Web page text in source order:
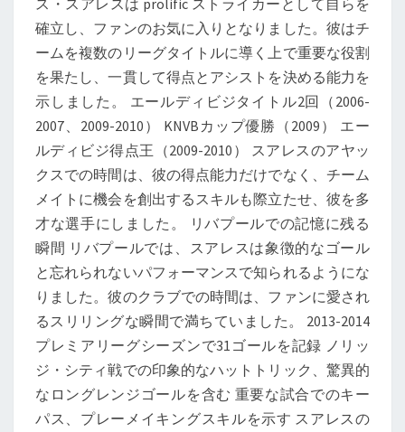
確立し、ファンのお気に入りとなりました。彼はチ
ームを複数のリーグタイトルに導く上で重要な役割
を果たし、一貫して得点とアシストを決める能力を
示しました。 エールディビジタイトル2回（2006-
2007、2009-2010） KNVBカップ優勝（2009） エー
ルディビジ得点王（2009-2010） スアレスのアヤッ
クスでの時間は、彼の得点能力だけでなく、チーム
メイトに機会を創出するスキルも際立たせ、彼を多
才な選手にしました。 リバプールでの記憶に残る
瞬間 リバプールでは、スアレスは象徴的なゴール
と忘れられないパフォーマンスで知られるようにな
りました。彼のクラブでの時間は、ファンに愛され
るスリリングな瞬間で満ちていました。 2013-2014
プレミアリーグシーズンで31ゴールを記録 ノリッ
ジ・シティ戦での印象的なハットトリック、驚異的
なロングレンジゴールを含む 重要な試合でのキー
パス、プレーメイキングスキルを示す スアレスの